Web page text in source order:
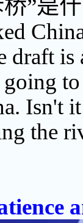
”是
draft is
Isn't
the